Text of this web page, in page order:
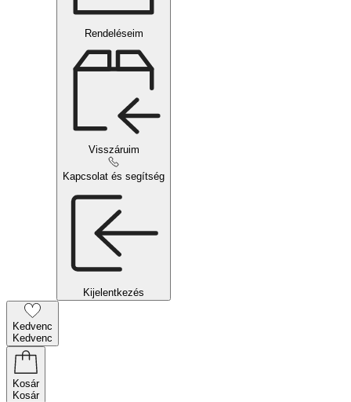
Rendeléseim
Visszáruim
Kapcsolat és segítség
Kijelentkezés
Kedvenc
Kedvenc
Kosár
Kosár